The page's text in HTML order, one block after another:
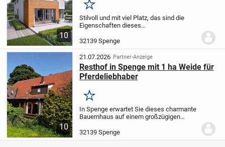
10
Merken
Stilvoll und mit viel Platz, das sind die
Eigenschaften dieses
Haustür schreitet habt ihr mit dem Blick
auf die schöne Diele genug Platz für ein
warmes Ankommen....
32139 Spenge
10
21.07.2026 Partner-Anzeige
Resthof in Spenge mit 1 ha Weide für
Pferdeliebhaber
Merken
In Spenge erwartet Sie dieses charmante
Bauernhaus auf einem großzügigen
Anwesen bietet eine seltene Kombination
aus ländlichem Charakter, weitläufigen
32139 Spenge